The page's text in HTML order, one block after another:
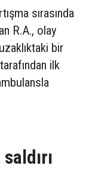
sırasında
R.A., olay
bir
ilk